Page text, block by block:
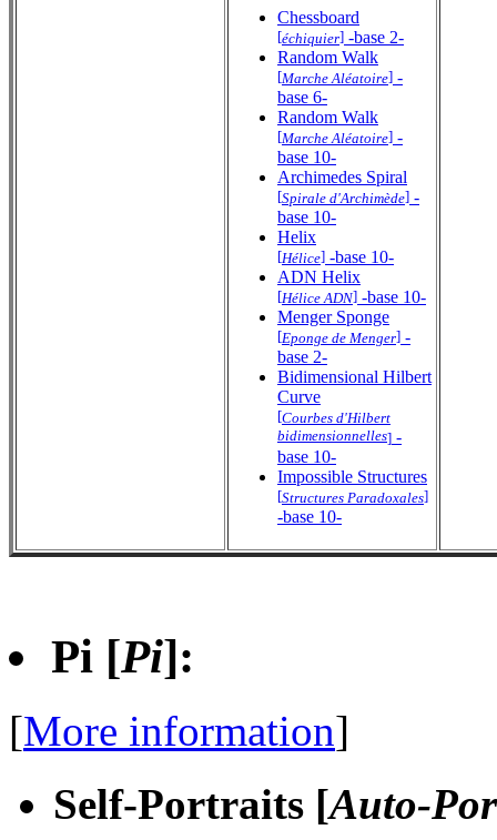
Chessboard
[échiquier] -base 2-
Random Walk
[Marche Aléatoire] -
base 6-
Random Walk
[Marche Aléatoire] -
base 10-
Archimedes Spiral
[Spirale d'Archimède] -
base 10-
Helix
[Hélice] -base 10-
ADN Helix
[Hélice ADN] -base 10-
Menger Sponge
[Eponge de Menger] -
base 2-
Bidimensional Hilbert
Curve
[Courbes d'Hilbert
bidimensionnelles] -
base 10-
Impossible Structures
[Structures Paradoxales]
-base 10-
Pi [Pi]:
[More information]
Self-Portraits [Auto-